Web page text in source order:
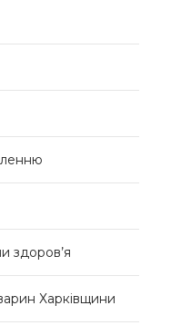
здоров’я
Харківщини